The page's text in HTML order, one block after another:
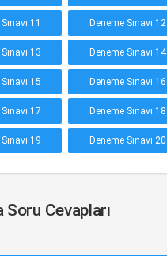
11 Deneme Sınavı 12
13 Deneme Sınavı 14
15 Deneme Sınavı 16
17 Deneme Sınavı 18
19 Deneme Sınavı 20
Cevapları